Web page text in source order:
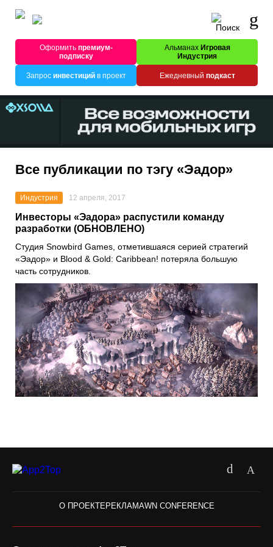
Оформитьпремиум-
подписку
Альманах Игровая
Индустрия
Запрос инвестицийв проект Ежедневный подкаст
Все публикации по тэгу «Эадор»
Индустрия 12 апреля, 2017
Инвесторы «Эадора» распустили команду
разработки (ОБНОВЛЕНО)
Студия Snowbird Games, отметившаяся серией стратегий
«Эадор» и Blood & Gold: Caribbean! потеряла большую
часть сотрудников.
О ПРОЕКТЕРЕКЛАМАWN CONFERENCE